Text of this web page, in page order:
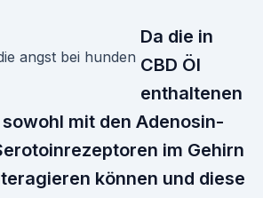
Da die in
CBD Öl
enthaltenen
mit den Adenosin-
im Gehirn
können und diese